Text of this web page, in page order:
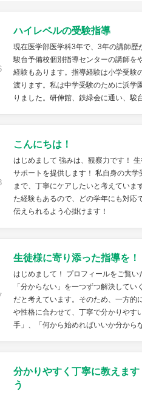
ハイレベルの受験指導
現在医学部医学科3年で、3年の講師歴
駿台予備校個別指導センターの講師を
経験もあります。指導経験は小学受験
渡ります。私は中学受験のために浜学
りました。研伸館、鉄緑会に通い、駿
こんにちは！
はじめまして 強みは、観察力です！
サポートを提供します！ 私自身の大
まで、丁寧にケアしたいと考えていま
た経験もあるので、どの学年にも対応
伝えられるよう心掛けます！
生徒様に寄り添った指導を！
はじめまして！ プロフィールをご覧
「分からない」を一つずつ解決して
だと考えています。そのため、一方的
や性格に合わせて、丁寧で分かりやす
手」、「何から始めればいいか分から
分かりやすく丁寧に教えま
う